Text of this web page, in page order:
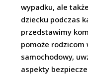
wypadku, ale
dziecku podczas
przedstawimy
pomoże
samochodowy,
aspekty